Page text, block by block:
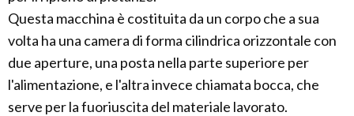
Questa macchina è costituita da un corpo che a sua
volta ha una camera di forma cilindrica orizzontale con
due aperture, una posta nella parte superiore per
l'alimentazione, e l'altra invece chiamata bocca, che
serve per la fuoriuscita del materiale lavorato.